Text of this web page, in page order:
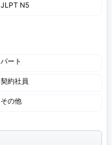
JLPT N5
パート
契約社員
その他